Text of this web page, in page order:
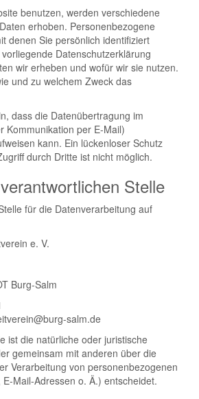
benutzen, werden verschiedene
erhoben. Personenbezogene
denen Sie persönlich identifiziert
Datenschutzerklärung
wir erheben und wofür wir sie nutzen.
und zu welchem Zweck das
dass die Datenübertragung im
Kommunikation per E-Mail)
kann. Ein lückenloser Schutz
durch Dritte ist nicht möglich.
Stelle
für die Datenverarbeitung auf
e. V.
Burg-Salm
salm.de
ist die natürliche oder juristische
gemeinsam mit anderen über die
Verarbeitung von personenbezogenen
Mail-Adressen o. Ä.) entscheidet.